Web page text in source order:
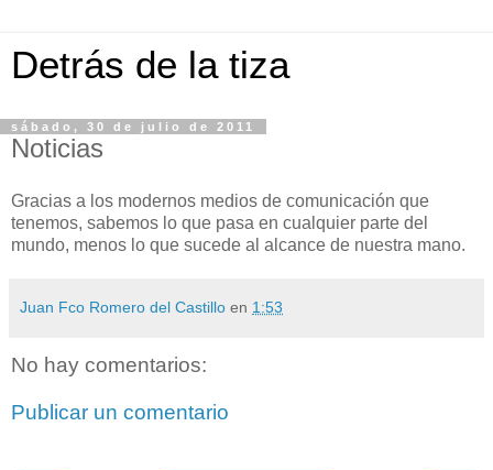
Detrás de la tiza
sábado, 30 de julio de 2011
Noticias
Gracias a los modernos medios de comunicación que
tenemos, sabemos lo que pasa en cualquier parte del
mundo, menos lo que sucede al alcance de nuestra mano.
Juan Fco Romero del Castillo en 1:53
No hay comentarios:
Publicar un comentario